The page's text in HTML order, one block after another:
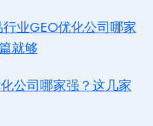
业GEO优化公司哪家
就够
公司哪家强？这几家